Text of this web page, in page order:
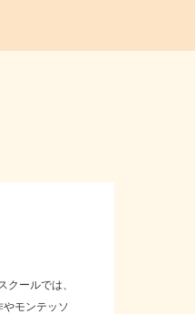
ールでは、
モンテッソ